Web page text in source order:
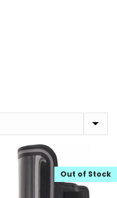
Out of Stock